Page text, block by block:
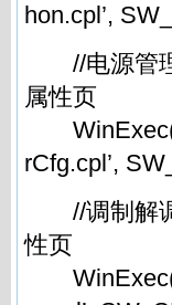
hon.cpl’,
//电源管理
属性页
rCfg.cpl’,
//调制解调
性页